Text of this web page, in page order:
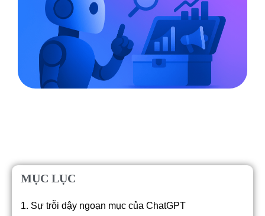
MỤC LỤC
1. Sự trỗi dậy ngoạn mục của ChatGPT